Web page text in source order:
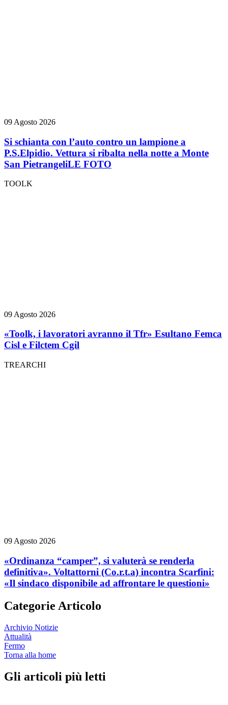
09 Agosto 2026
Si schianta con l’auto contro un lampione a
P.S.Elpidio. Vettura si ribalta nella notte a Monte
San PietrangeliLE FOTO
TOOLK
09 Agosto 2026
«Toolk, i lavoratori avranno il Tfr» Esultano Femca
Cisl e Filctem Cgil
TREARCHI
09 Agosto 2026
«Ordinanza “camper”, si valuterà se renderla
definitiva». Voltattorni (Co.r.t.a) incontra Scarfini:
«Il sindaco disponibile ad affrontare le questioni»
Categorie Articolo
Archivio Notizie
Attualità
Fermo
Torna alla home
Gli articoli più letti